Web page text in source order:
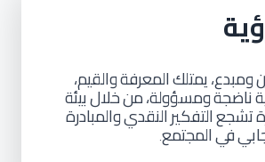
ومبدع،يمتلكالمعرفةوالقيم،
ناضجةومسؤولة،منخلالبيئة
تشجعالتفكيرالنقديوالمبادرة
فيالمجتمع.